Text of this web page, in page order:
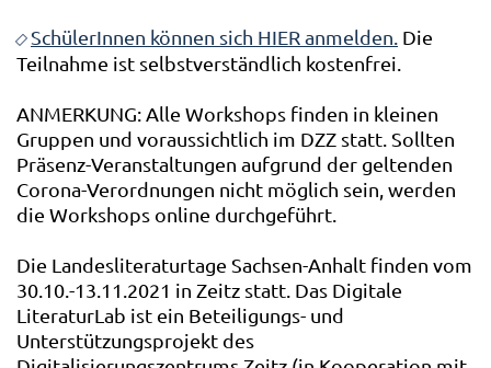
SchülerInnen können sich HIER anmelden. Die
Teilnahme ist selbstverständlich kostenfrei.
ANMERKUNG: Alle Workshops finden in kleinen
Gruppen und voraussichtlich im DZZ statt. Sollten
Präsenz-Veranstaltungen aufgrund der geltenden
Corona-Verordnungen nicht möglich sein, werden
die Workshops online durchgeführt.
Die Landesliteraturtage Sachsen-Anhalt finden vom
30.10.-13.11.2021 in Zeitz statt. Das Digitale
LiteraturLab ist ein Beteiligungs- und
Unterstützungsprojekt des